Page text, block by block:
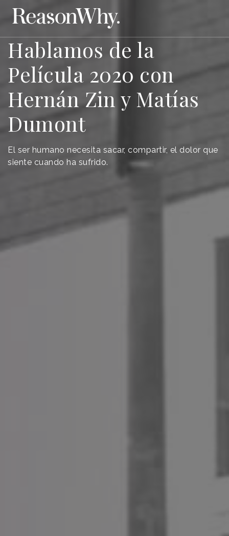
Hablamos de la
Película 2020 con
Hernán Zin y Matías
Dumont
El ser humano necesita sacar, compartir, el dolor que
siente cuando ha sufrido.